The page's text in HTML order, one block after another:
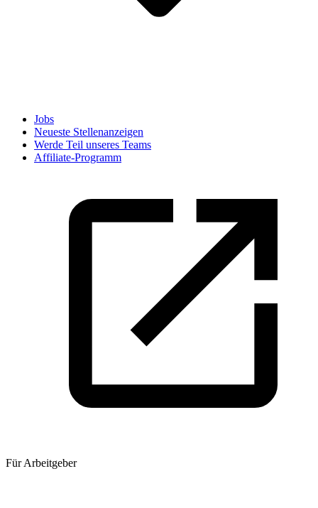
Jobs
Neueste Stellenanzeigen
Werde Teil unseres Teams
Affiliate-Programm
Für Arbeitgeber